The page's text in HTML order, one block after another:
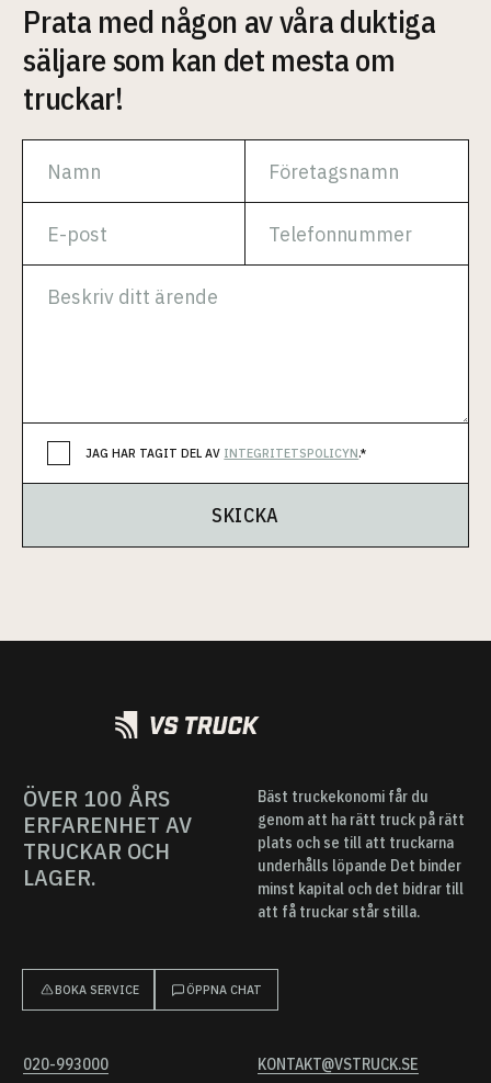
Prata med någon av våra duktiga
säljare som kan det mesta om
truckar!
JAG HAR TAGIT DEL AV INTEGRITETSPOLICYN.*
SKICKA
ÖVER 100 ÅRS
ERFARENHET AV
TRUCKAR OCH
LAGER.
Bäst truckekonomi får du
genom att ha rätt truck på rätt
plats och se till att truckarna
underhålls löpande Det binder
minst kapital och det bidrar till
att få truckar står stilla.
BOKA SERVICE ÖPPNA CHAT
020-993000 KONTAKT@VSTRUCK.SE